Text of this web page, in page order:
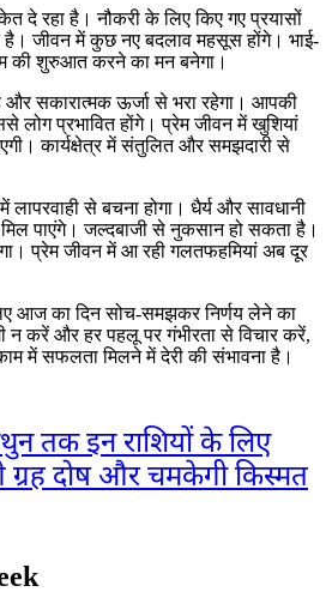
रहा है। नौकरी के लिए किए गए प्रयासों
है। जीवन में कुछ नए बदलाव महसूस होंगे। भाई-
की शुरुआत करने का मन बनेगा।
सकारात्मक ऊर्जा से भरा रहेगा। आपकी
लोग प्रभावित होंगे। प्रेम जीवन में खुशियां
कार्यक्षेत्र में संतुलित और समझदारी से
से बचना होगा। धैर्य और सावधानी
पाएंगे। जल्दबाजी से नुकसान हो सकता है।
प्रेम जीवन में आ रही गलतफहमियां अब दूर
आज का दिन सोच-समझकर निर्णय लेने का
न करें और हर पहलू पर गंभीरता से विचार करें,
में सफलता मिलने में देरी की संभावना है।
तक इन राशियों के लिए
ग्रह दोष और चमकेगी किस्मत